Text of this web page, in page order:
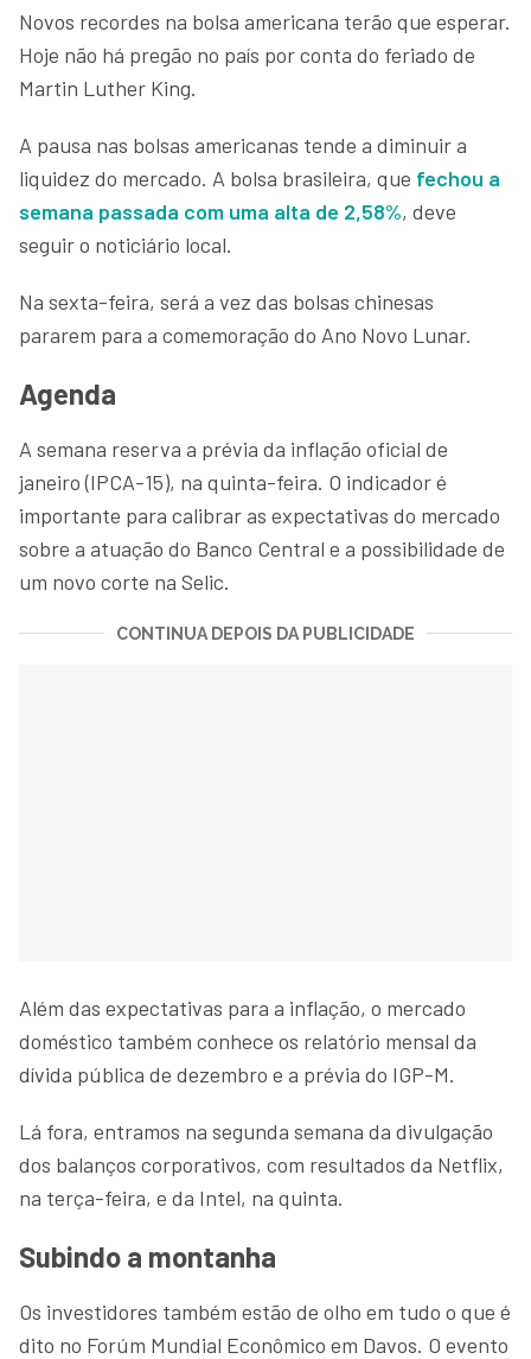
Novos recordes na bolsa americana terão que esperar.
Hoje não há pregão no país por conta do feriado de
Martin Luther King.
A pausa nas bolsas americanas tende a diminuir a
liquidez do mercado. A bolsa brasileira, que fechou a
semana passada com uma alta de 2,58%, deve
seguir o noticiário local.
Na sexta-feira, será a vez das bolsas chinesas
pararem para a comemoração do Ano Novo Lunar.
Agenda
A semana reserva a prévia da inflação oficial de
janeiro (IPCA-15), na quinta-feira. O indicador é
importante para calibrar as expectativas do mercado
sobre a atuação do Banco Central e a possibilidade de
um novo corte na Selic.
CONTINUA DEPOIS DA PUBLICIDADE
Além das expectativas para a inflação, o mercado
doméstico também conhece os relatório mensal da
dívida pública de dezembro e a prévia do IGP-M.
Lá fora, entramos na segunda semana da divulgação
dos balanços corporativos, com resultados da Netflix,
na terça-feira, e da Intel, na quinta.
Subindo a montanha
Os investidores também estão de olho em tudo o que é
dito no Forúm Mundial Econômico em Davos. O evento